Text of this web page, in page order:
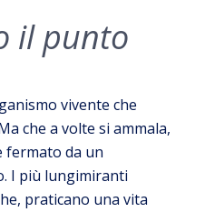
il punto
vivente che
che a volte si ammala,
fermato da un
I più lungimiranti
praticano una vita